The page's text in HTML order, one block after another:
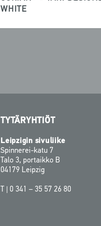
WHITE
TYTÄRYHTIÖT
Leipzigin sivuliike
Spinnerei-katu 7
Talo 3, portaikko B
04179 Leipzig
0 341 – 35 57 26 80